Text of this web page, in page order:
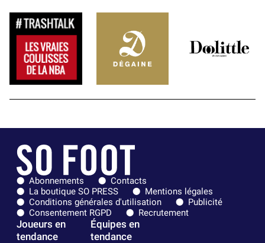
Abonnements
Contacts
La boutique SO PRESS
Mentions légales
Conditions générales d'utilisation
Publicité
Consentement RGPD
Recrutement
Joueurs en
tendance
Équipes en
tendance